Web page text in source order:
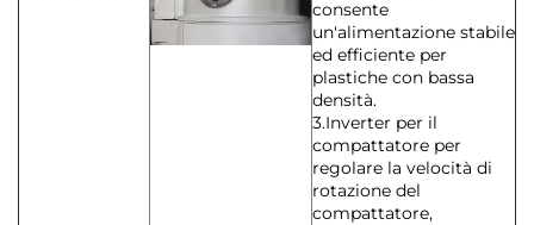
consente
un'alimentazione stabile
ed efficiente per
plastiche con bassa
densità.
3.Inverter per il
compattatore per
regolare la velocità di
rotazione del
compattatore,